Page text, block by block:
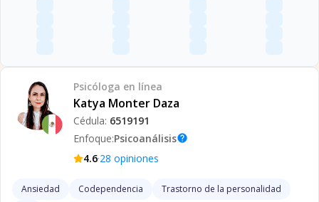
Psicóloga en línea
Katya Monter Daza
Cédula: 6519191
Enfoque:Psicoanálisishelp
4.6·28 opiniones
Ansiedad Codependencia
Trastorno de la personalidad